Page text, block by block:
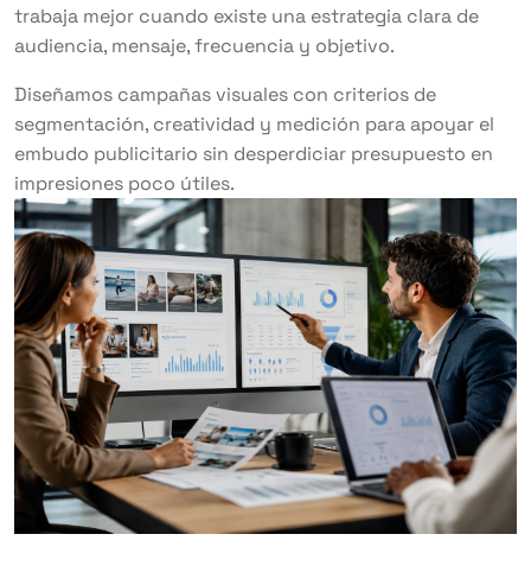
trabaja mejor cuando existe una estrategia clara de
audiencia, mensaje, frecuencia y objetivo.
Diseñamos campañas visuales con criterios de
segmentación, creatividad y medición para apoyar el
embudo publicitario sin desperdiciar presupuesto en
impresiones poco útiles.